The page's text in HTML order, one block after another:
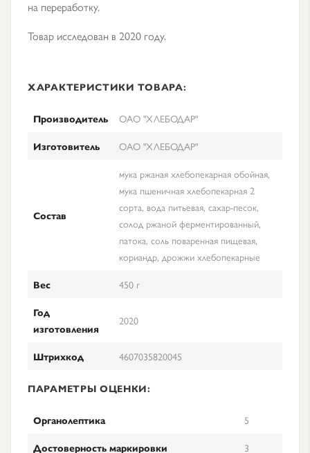
на переработку.
Товар исследован в 2020 году.
ХАРАКТЕРИСТИКИ ТОВАРА:
Производитель
ОАО "ХЛЕБОДАР"
Изготовитель
ОАО "ХЛЕБОДАР"
Состав
мука ржаная хлебопекарная обойная,
мука пшеничная хлебопекарная 2
сорта, вода питьевая, сахар-песок,
солод ржаной ферментированный,
патока, соль поваренная пищевая,
кориандр, дрожжи хлебопекарные
Вес
450 г
Год
изготовления
2020
Штрихкод 4607035820045
ПАРАМЕТРЫ ОЦЕНКИ:
Органолептика
5
Достоверность маркировки
3